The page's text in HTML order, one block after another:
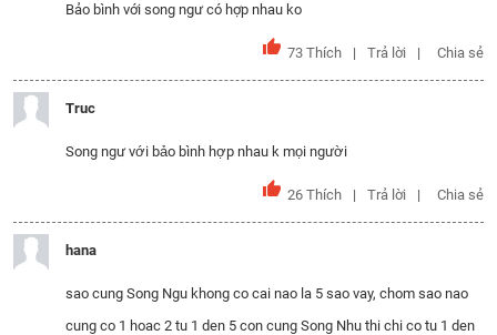
Bảo bình với song ngư có hợp nhau ko
73 Thích Trả lời Chia sẻ
Truc
Song ngư với bảo bình hợp nhau k mọi người
26 Thích Trả lời Chia sẻ
hana
sao cung Song Ngu khong co cai nao la 5 sao vay, chom sao nao
cung co 1 hoac 2 tu 1 den 5 con cung Song Nhu thi chi co tu 1 den